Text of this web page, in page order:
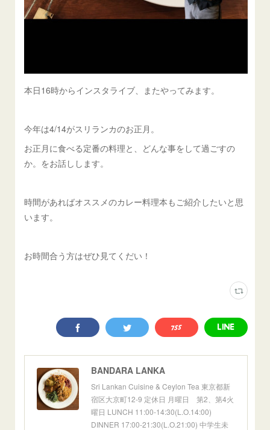
本日16時からインスタライブ、またやってみます。
今年は4/14がスリランカのお正月。
お正月に食べる定番の料理と、どんな事をして過ごすの
か。をお話しします。
時間があればオススメのカレー料理本もご紹介したいと思
います。
お時間合う方はぜひ見てくだい！
BANDARA LANKA
Sri Lankan Cuisine & Ceylon Tea 東京都新
宿区大京町12-9 定休日 月曜日 第2、第4火
曜日 LUNCH 11:00-14:30(L.O.14:00)
DINNER 17:00-21:30(L.O.21:00) 中学生未